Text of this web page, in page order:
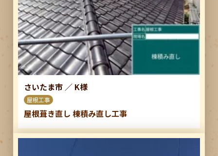
さいたま市 ／ K様
屋根工事
屋根葺き直し 棟積み直し工事